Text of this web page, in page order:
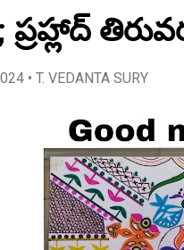
• T. VEDANTA SURY